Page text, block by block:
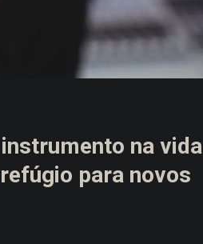
na vida
para novos